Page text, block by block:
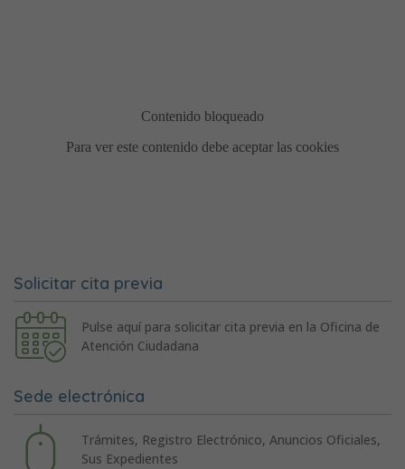
Solicitar cita previa
Pulse aquí para solicitar cita previa en la Oficina de
Atención Ciudadana
Sede electrónica
Trámites, Registro Electrónico, Anuncios Oficiales,
Sus Expedientes